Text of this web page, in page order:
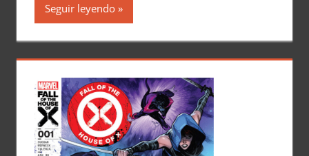
Seguir leyendo